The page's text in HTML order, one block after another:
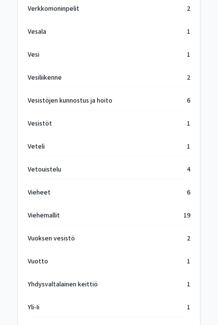
Verkkomoninpelit 2
Vesala 1
Vesi 1
Vesiliikenne 2
Vesistöjen kunnostus ja hoito 6
Vesistöt 1
Veteli 1
Vetouistelu 4
Vieheet 6
Viehemallit 19
Vuoksen vesistö 2
Vuotto 1
Yhdysvaltalainen keittiö 1
Yli-Ii 1